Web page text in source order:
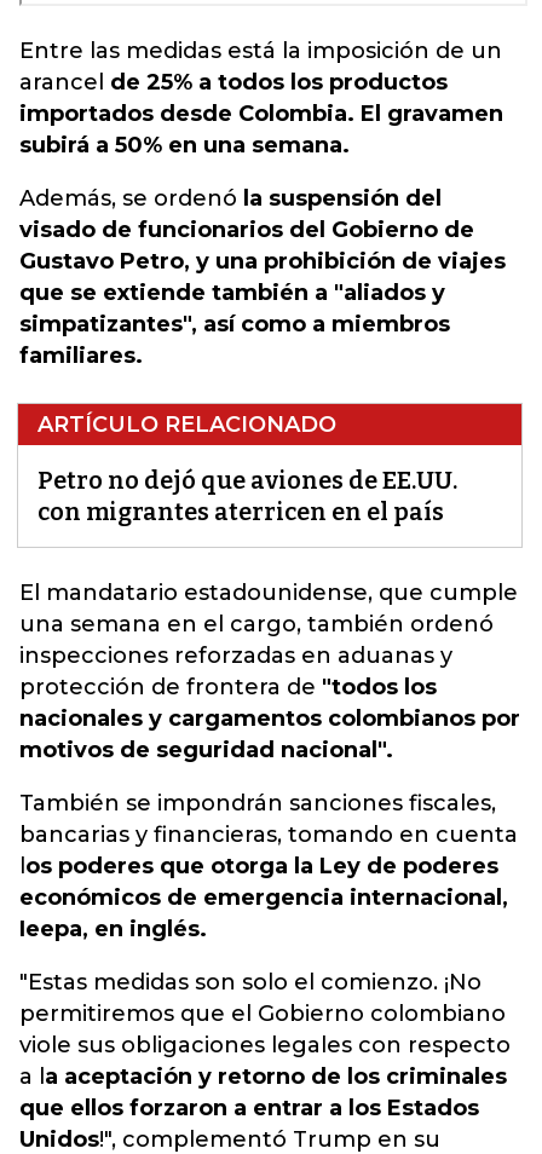
Entre las medidas está la imposición de un
arancel de 25% a todos los productos
importados desde Colombia. El gravamen
subirá a 50% en una semana.
Además, se ordenó la suspensión del
visado de funcionarios del Gobierno de
Gustavo Petro, y una prohibición de viajes
que se extiende también a "aliados y
simpatizantes", así como a miembros
familiares.
ARTÍCULO RELACIONADO
Petro no dejó que aviones de EE.UU.
con migrantes aterricen en el país
El mandatario estadounidense, que cumple
una semana en el cargo, también ordenó
inspecciones reforzadas en aduanas y
protección de frontera de "todos los
nacionales y cargamentos colombianos por
motivos de seguridad nacional".
También se impondrán sanciones fiscales,
bancarias y financieras, tomando en cuenta
os poderes que otorga la Ley de poderes
económicos de emergencia internacional,
Ieepa, en inglés.
"Estas medidas son solo el comienzo. ¡No
permitiremos que el Gobierno colombiano
viole sus obligaciones legales con respecto
a l a aceptación y retorno de los criminales
que ellos forzaron a entrar a los Estados
Unidos!", complementó Trump en su